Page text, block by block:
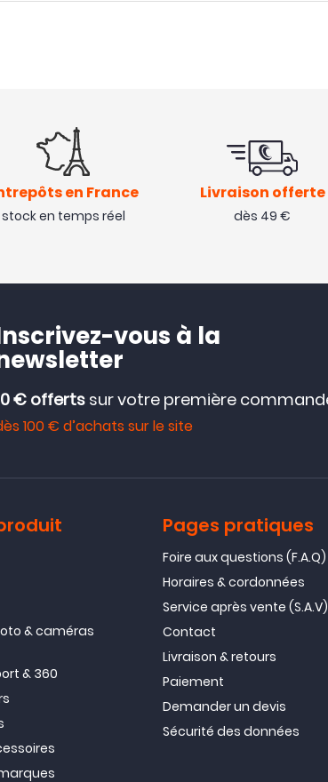
en France
stock en temps réel
Livraison offerte
dès 49 €
vous à la
€ offerts sur votre première
100 € d’achats sur le site
& caméras
& 360
Pages pratiques
Foire aux questions (F.A.Q)
Horaires & cordonnées
Service après vente (S.A.V)
Contact
Livraison & retours
Paiement
Demander un devis
Sécurité des données